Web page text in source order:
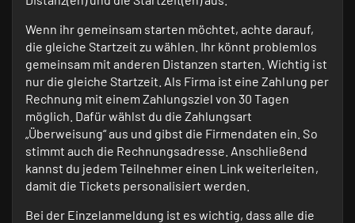
Wenn ihr gemeinsam starten möchtet, achte darauf,
die gleiche Startzeit zu wählen. Ihr könnt problemlos
gemeinsam mit anderen Distanzen starten. Wichtig ist
nur die gleiche Startzeit. Als Firma ist eine Zahlung per
Rechnung mit einem Zahlungsziel von 30 Tagen
möglich. Dafür wählst du die Zahlungsart
„Überweisung“ aus und gibst die Firmendaten ein. So
stimmt auch die Rechnungsadresse. Anschließend
kannst du jedem Teilnehmer einen Link weiterleiten,
damit die Tickets personalisiert werden.
Bei der Einzelanmeldung ist es wichtig, dass alle die